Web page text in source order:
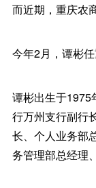
而近期，重庆农
今年2月，谭彬
谭彬出生于1975
行万州支行副行
长、个人业务部
务管理部总经理